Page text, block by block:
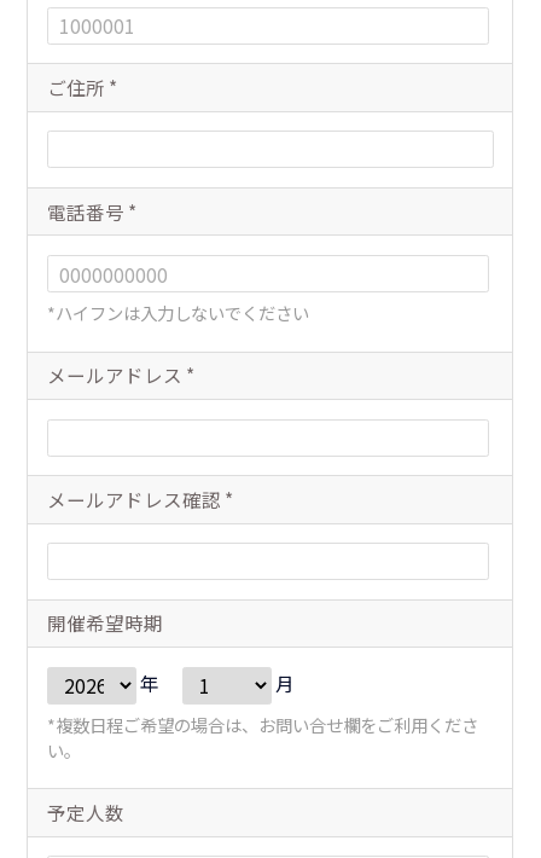
ご住所 *
電話番号 *
ハイフンは入力しないでください
メールアドレス *
メールアドレス確認 *
開催希望時期
年 月
複数日程ご希望の場合は、お問い合せ欄をご利用くださ
い。
予定人数